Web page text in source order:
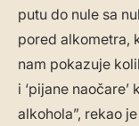
putu do nule sa
pored alkometra,
nam pokazuje
i ‘pijane
alkohola”, rekao